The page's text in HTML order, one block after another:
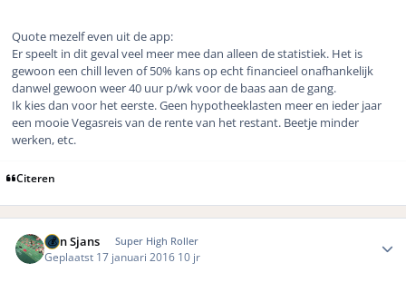
Quote mezelf even uit de app:
Er speelt in dit geval veel meer mee dan alleen de statistiek. Het is
gewoon een chill leven of 50% kans op echt financieel onafhankelijk
danwel gewoon weer 40 uur p/wk voor de baas aan de gang.
Ik kies dan voor het eerste. Geen hypotheeklasten meer en ieder jaar
een mooie Vegasreis van de rente van het restant. Beetje minder
werken, etc.
Citeren
Bon Sjans Super High Roller
Geplaatst 17 januari 2016 10 jr